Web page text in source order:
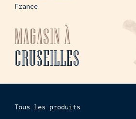
France
MAGASIN À
CRUSEILLES
Tous les produits